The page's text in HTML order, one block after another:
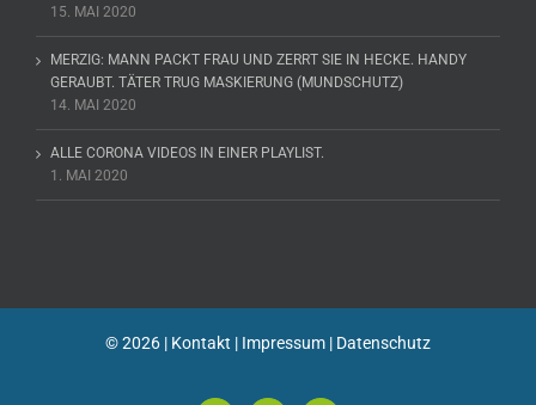
15. MAI 2020
MERZIG: MANN PACKT FRAU UND ZERRT SIE IN HECKE. HANDY
GERAUBT. TÄTER TRUG MASKIERUNG (MUNDSCHUTZ)
14. MAI 2020
ALLE CORONA VIDEOS IN EINER PLAYLIST.
1. MAI 2020
©2026 | Kontakt | Impressum | Datenschutz